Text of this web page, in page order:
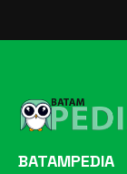
BATAMPEDIA